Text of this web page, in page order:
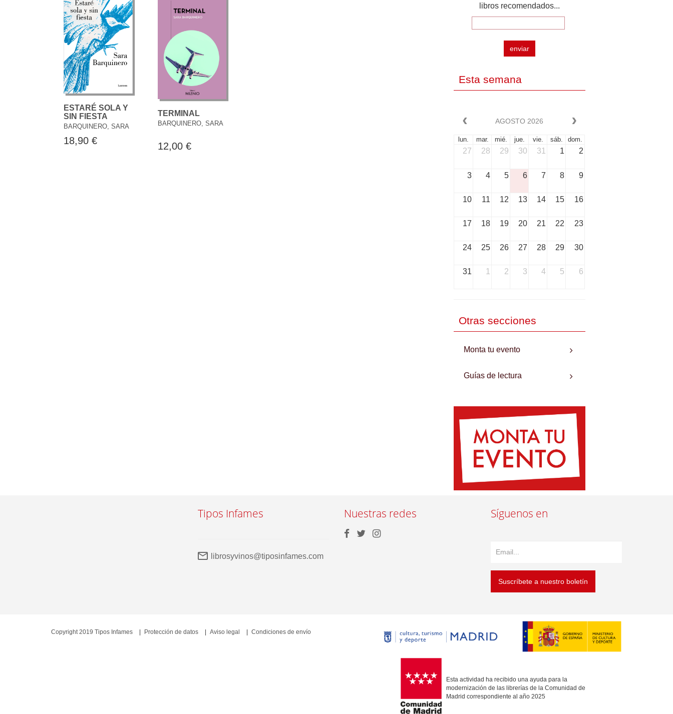
ESTARÉ SOLA Y
SIN FIESTA
BARQUINERO, SARA
18,90 €
TERMINAL
BARQUINERO, SARA
12,00 €
libros recomendados...
enviar
Esta semana
AGOSTO 2026
lun. mar. mié. jue. vie. sáb. dom.
27 28 29 30 31 1 2
3 4 5 6 7 8 9
10 11 12 13 14 15 16
17 18 19 20 21 22 23
24 25 26 27 28 29 30
31 1 2 3 4 5 6
Otras secciones
Monta tu evento
Guías de lectura
Tipos Infames
librosyvinos@tiposinfames.com
Nuestras redes Síguenos en
Suscríbete a nuestro boletín
Esta actividad ha recibido una ayuda para la
modernización de las librerías de la Comunidad de
Madrid correspondiente al año 2025
Copyright 2019 Tipos Infames Protección de datos Aviso legal Condiciones de envío